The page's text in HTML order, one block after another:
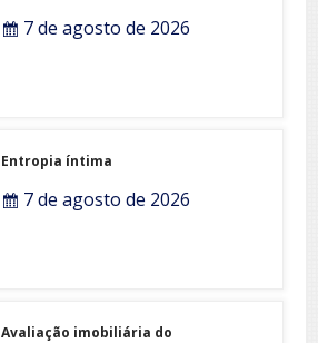
7 de agosto de 2026
Entropia íntima
7 de agosto de 2026
Avaliação imobiliária do